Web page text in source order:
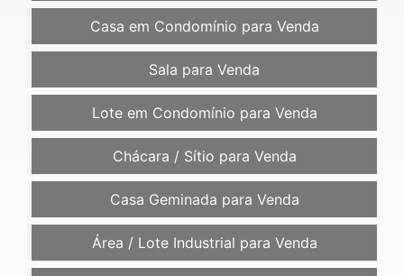
Casa em Condomínio para Venda
Sala para Venda
Lote em Condomínio para Venda
Chácara / Sítio para Venda
Casa Geminada para Venda
Área / Lote Industrial para Venda